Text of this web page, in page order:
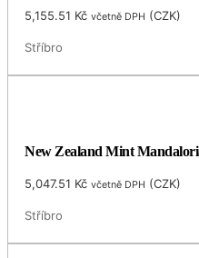
5,155.51 Kč včetně DPH (CZK)
Stříbro
New Zealand Mint
5,047.51 Kč včetně DPH (CZK)
Stříbro